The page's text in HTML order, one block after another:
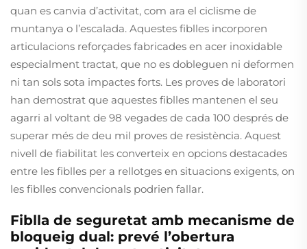
quan es canvia d’activitat, com ara el ciclisme de
muntanya o l’escalada. Aquestes fiblles incorporen
articulacions reforçades fabricades en acer inoxidable
especialment tractat, que no es dobleguen ni deformen
ni tan sols sota impactes forts. Les proves de laboratori
han demostrat que aquestes fiblles mantenen el seu
agarri al voltant de 98 vegades de cada 100 després de
superar més de deu mil proves de resistència. Aquest
nivell de fiabilitat les converteix en opcions destacades
entre les fiblles per a rellotges en situacions exigents, on
les fiblles convencionals podrien fallar.
Fiblla de seguretat amb mecanisme de
bloqueig dual: prevé l’obertura